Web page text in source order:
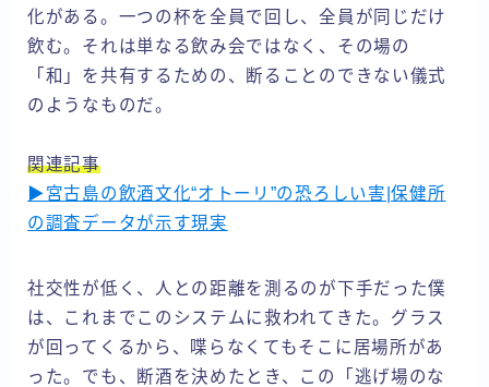
化がある。一つの杯を全員で回し、全員が同じだけ
飲む。それは単なる飲み会ではなく、その場の
「和」を共有するための、断ることのできない儀式
のようなものだ。
関連記事
▶宮古島の飲酒文化“オトーリ”の恐ろしい害|保健所
の調査データが示す現実
社交性が低く、人との距離を測るのが下手だった僕
は、これまでこのシステムに救われてきた。グラス
が回ってくるから、喋らなくてもそこに居場所があ
った。でも、断酒を決めたとき、この「逃げ場のな